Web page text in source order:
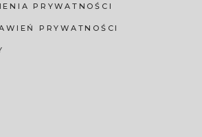
PRYWATNOŚCI
PRYWATNOŚCI